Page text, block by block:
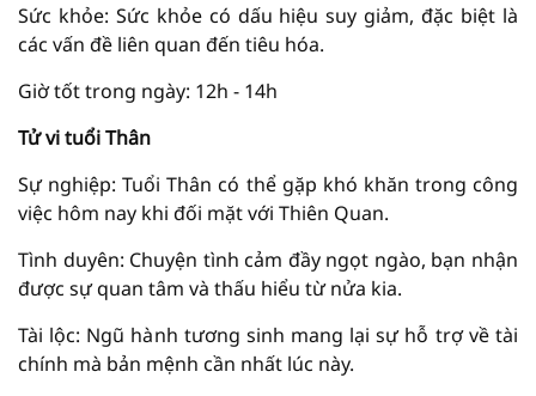
Sức khỏe: Sức khỏe có dấu hiệu suy giảm, đặc biệt là
các vấn đề liên quan đến tiêu hóa.
Giờ tốt trong ngày: 12h - 14h
Tử vi tuổi Thân
Sự nghiệp: Tuổi Thân có thể gặp khó khăn trong công
việc hôm nay khi đối mặt với Thiên Quan.
Tình duyên: Chuyện tình cảm đầy ngọt ngào, bạn nhận
được sự quan tâm và thấu hiểu từ nửa kia.
Tài lộc: Ngũ hành tương sinh mang lại sự hỗ trợ về tài
chính mà bản mệnh cần nhất lúc này.